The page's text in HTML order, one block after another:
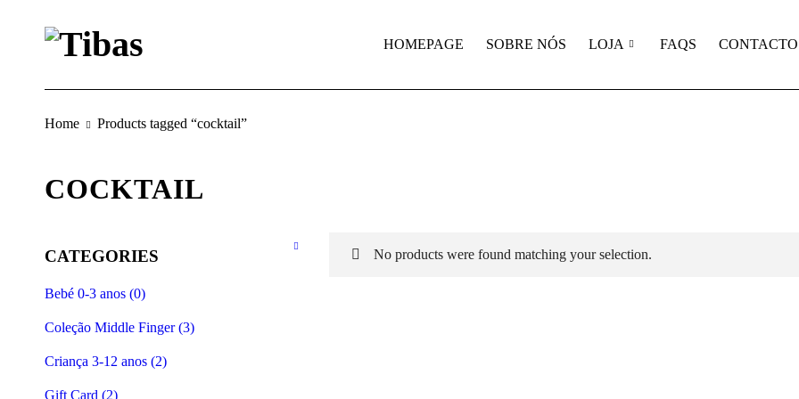
HOMEPAGE SOBRE NÓS LOJA FAQS
Home Products tagged “cocktail”
COCKTAIL
CATEGORIES
Bebé 0-3 anos (0)
Coleção Middle Finger (3)
Criança 3-12 anos (2)
Gift Card (2)
No products were found matching your selection.